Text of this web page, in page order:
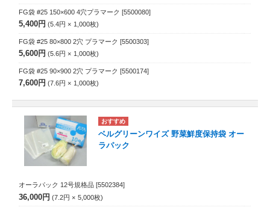
FG袋 #25 150×600 4穴プラマーク [5500080]
5,400円 5.4円 1,000枚
FG袋 #25 80×800 2穴 プラマーク [5500303]
5,600円 5.6円 1,000枚
FG袋 #25 90×900 2穴 プラマーク [5500174]
7,600円 7.6円 1,000枚
ベルグリーンワイズ 野菜鮮度保持袋 オー
ラパック
オーラパック 12号規格品 [5502384]
36,000円 7.2円 5,000枚